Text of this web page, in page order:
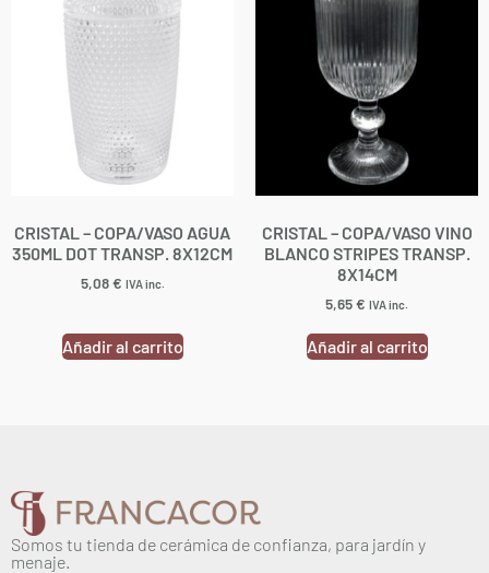
CRISTAL – COPA/VASO AGUA
350ML DOT TRANSP. 8X12CM
5,08€ IVA inc.
Añadir al carrito
CRISTAL – COPA/VASO VINO
BLANCO STRIPES TRANSP.
8X14CM
5,65€ IVA inc.
Añadir al carrito
Somos tu tienda de cerámica de confianza, para jardín y
menaje.